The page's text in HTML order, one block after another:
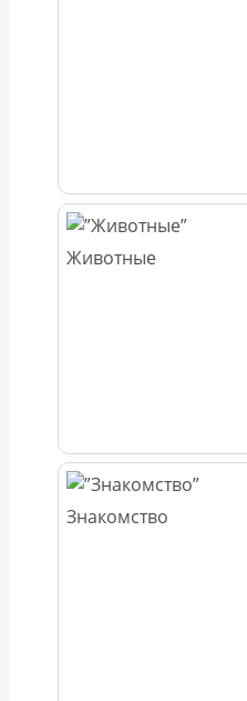
Животные
Знакомство